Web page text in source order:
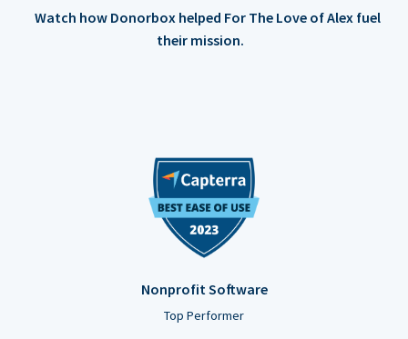
Watch how Donorbox helped For The Love of Alex fuel
their mission.
Nonprofit Software
Top Performer